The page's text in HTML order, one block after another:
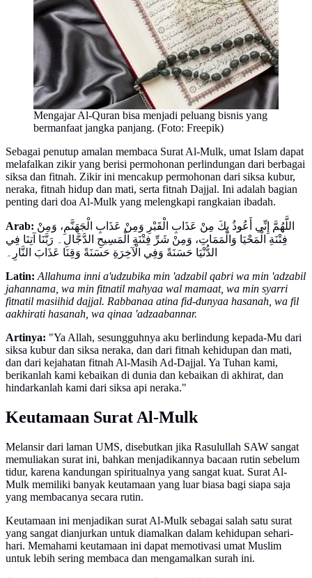
Mengajar Al-Quran bisa menjadi peluang bisnis yang
bermanfaat jangka panjang. (Foto: Freepik)
Sebagai penutup amalan membaca Surat Al-Mulk, umat Islam dapat
melafalkan zikir yang berisi permohonan perlindungan dari berbagai
siksa dan fitnah. Zikir ini mencakup permohonan dari siksa kubur,
neraka, fitnah hidup dan mati, serta fitnah Dajjal. Ini adalah bagian
penting dari doa Al-Mulk yang melengkapi rangkaian ibadah.
Arab:
فِتْنَةِ الْمَحْيَا وَالْمَمَاتِ، وَمِنْ شَرِّ فِتْنَةِ الْمَسِيحِ الدَّجَّالِ۔ رَبَّنَا آتِنَا فِي
الدُّنْيَا حَسَنَةً وَفِي الْآخِرَةِ حَسَنَةً وَقِنَا عَذَابَ النَّارِ۔
Latin: Allahuma inni a'udzubika min 'adzabil qabri wa min 'adzabil
jahannama, wa min fitnatil mahyaa wal mamaat, wa min syarri
fitnatil masiihid dajjal. Rabbanaa atina fid-dunyaa hasanah, wa fil
aakhirati hasanah, wa qinaa 'adzaabannar.
Artinya: "Ya Allah, sesungguhnya aku berlindung kepada-Mu dari
siksa kubur dan siksa neraka, dan dari fitnah kehidupan dan mati,
dan dari kejahatan fitnah Al-Masih Ad-Dajjal. Ya Tuhan kami,
berikanlah kami kebaikan di dunia dan kebaikan di akhirat, dan
hindarkanlah kami dari siksa api neraka."
Keutamaan Surat Al-Mulk
Melansir dari laman UMS, disebutkan jika Rasulullah SAW sangat
memuliakan surat ini, bahkan menjadikannya bacaan rutin sebelum
tidur, karena kandungan spiritualnya yang sangat kuat. Surat Al-
Mulk memiliki banyak keutamaan yang luar biasa bagi siapa saja
yang membacanya secara rutin.
Keutamaan ini menjadikan surat Al-Mulk sebagai salah satu surat
yang sangat dianjurkan untuk diamalkan dalam kehidupan sehari-
hari. Memahami keutamaan ini dapat memotivasi umat Muslim
untuk lebih sering membaca dan mengamalkan surah ini.